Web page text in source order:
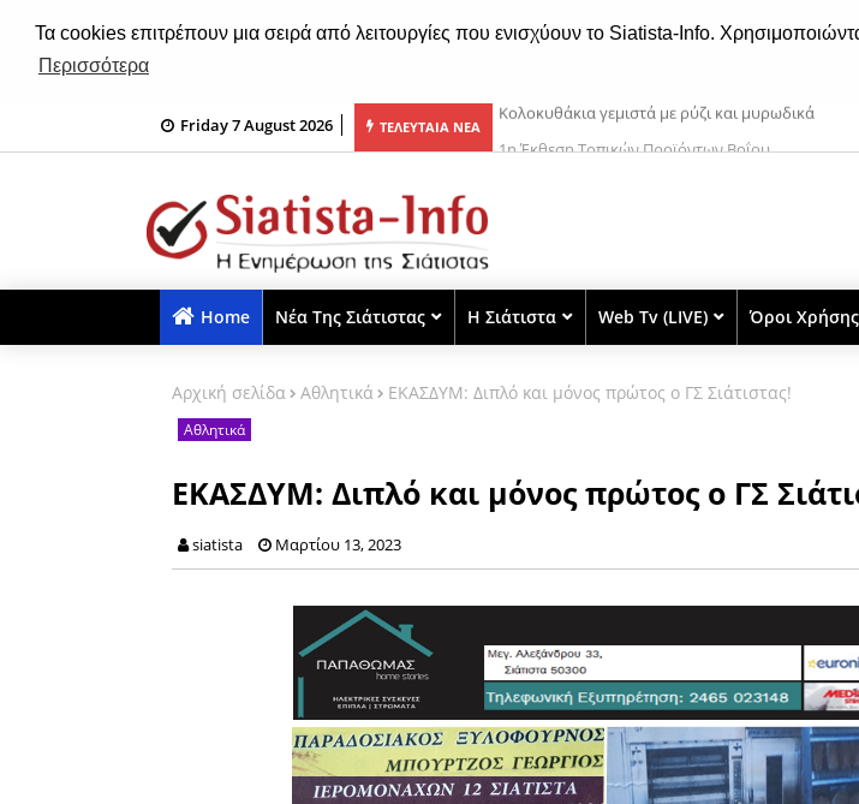
Τα cookies επιτρέπουν μια σειρά από λειτουργίες που ενισχύουν το Siatista-Info.
Περισσότερα
Friday 7 August 2026 ΤΕΛΕΥΤΑΙΑ ΝΕΑ 1η Έκθεση Τοπικών Προϊόντων Βοΐου
Home Νέα Της Σιάτιστας Η Σιάτιστα Web Tv (LIVE) Όροι Χρήσης
Αρχική σελίδα Αθλητικά ΕΚΑΣΔΥΜ: Διπλό και μόνος πρώτος ο ΓΣ Σιάτιστας!
Αθλητικά
ΕΚΑΣΔΥΜ: Διπλό και μόνος πρώτος ο ΓΣ
siatista Μαρτίου 13, 2023